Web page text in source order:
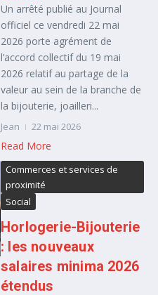
Un arrêté publié au Journal
officiel ce vendredi 22 mai
2026 porte agrément de
l’accord collectif du 19 mai
2026 relatif au partage de la
valeur au sein de la branche de
la bijouterie, joailleri...
Jean 22 mai 2026
Read More
Commerces et services de
proximité
Social
Horlogerie-Bijouterie
: les nouveaux
salaires minima 2026
étendus